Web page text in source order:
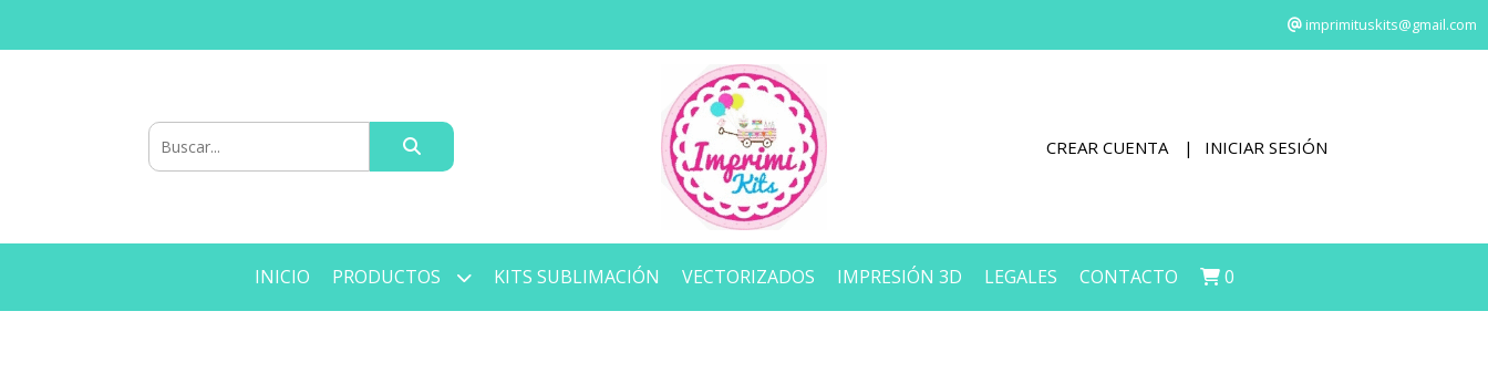
imprimituskits@gmail.com
CREAR CUENTA INICIAR SESIÓN
INICIO PRODUCTOS KITS SUBLIMACIÓN VECTORIZADOS IMPRESIÓN 3D LEGALES CONTACTO 0